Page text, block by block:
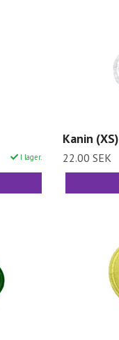
I lager.
Kanin (XS)
22.00 SEK